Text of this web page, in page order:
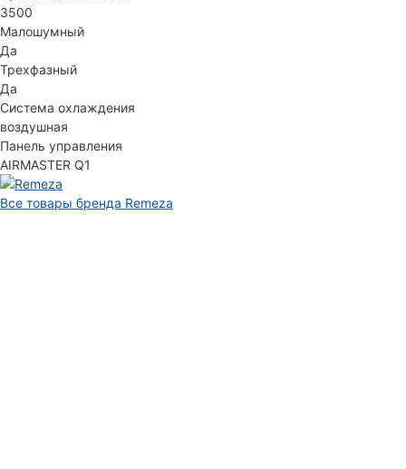
3500
Малошумный
Да
Трехфазный
Да
Система охлаждения
воздушная
Панель управления
AIRMASTER Q1
Все товары бренда Remeza